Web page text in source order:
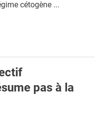
cétogène ...
pas à la